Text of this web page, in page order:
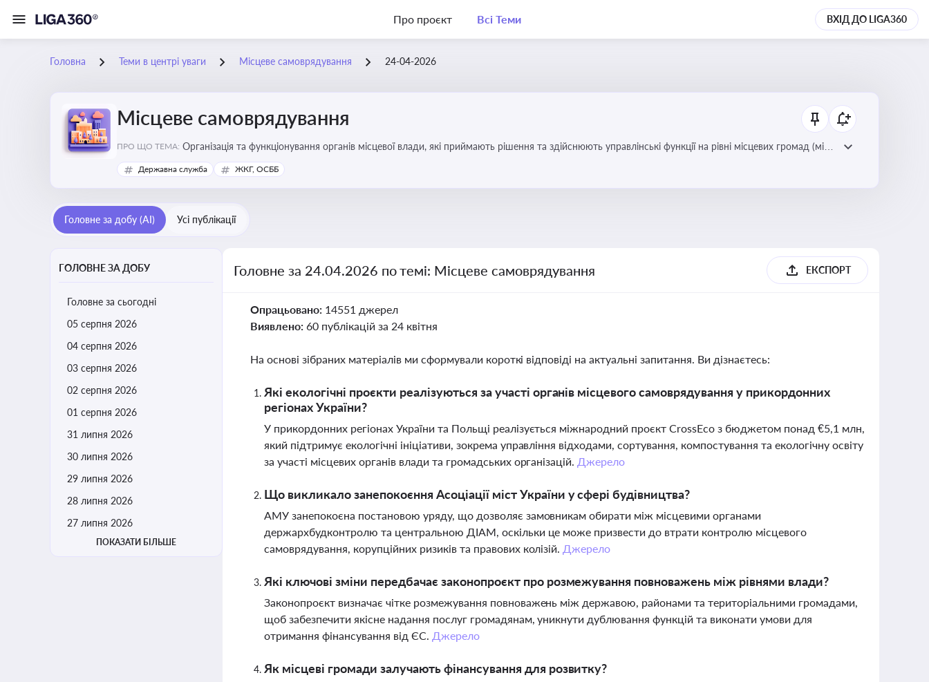
Про проєкт Всі Теми ВХІД ДО LIGA360
Головна Теми в центрі уваги Місцеве самоврядування 24-04-2026
Місцеве самоврядування
ПРО ЩО ТЕМА: Організація та функціонування органів місцевої влади, які приймають рішення та здійснюють управлінські функції на рівні місцевих громад (міст,
сіл, селищ)
Державна служба ЖКГ, ОСББ
Головне за добу (AI) Усі публікації
ГОЛОВНЕ ЗА ДОБУ
Головне за сьогодні
05 серпня 2026
04 серпня 2026
03 серпня 2026
02 серпня 2026
01 серпня 2026
31 липня 2026
30 липня 2026
29 липня 2026
28 липня 2026
27 липня 2026
ПОКАЗАТИ БІЛЬШЕ
Головне за 24.04.2026 по темі: Місцеве самоврядування ЕКСПОРТ
Опрацьовано: 14551 джерел
Виявлено: 60 публікацій за 24 квітня
На основі зібраних матеріалів ми сформували короткі відповіді на актуальні запитання. Ви дізнаєтесь:
Які екологічні проєкти реалізуються за участі органів місцевого самоврядування у прикордонних
регіонах України?
У прикордонних регіонах України та Польщі реалізується міжнародний проєкт CrossEco з бюджетом понад €5,1 млн,
який підтримує екологічні ініціативи, зокрема управління відходами, сортування, компостування та екологічну освіту
за участі місцевих органів влади та громадських організацій. Джерело
Що викликало занепокоєння Асоціації міст України у сфері будівництва?
АМУ занепокоєна постановою уряду, що дозволяє замовникам обирати між місцевими органами
держархбудконтролю та центральною ДІАМ, оскільки це може призвести до втрати контролю місцевого
самоврядування, корупційних ризиків та правових колізій. Джерело
Які ключові зміни передбачає законопроєкт про розмежування повноважень між рівнями влади?
Законопроєкт визначає чітке розмежування повноважень між державою, районами та територіальними громадами,
щоб забезпечити якісне надання послуг громадянам, уникнути дублювання функцій та виконати умови для
отримання фінансування від ЄС. Джерело
Як місцеві громади залучають фінансування для розвитку?